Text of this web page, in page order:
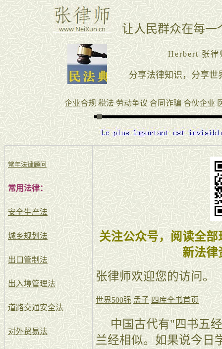
常年法律顾问
常用法律：
安全生产法
城乡规划法
出口管制法
出入境管理法
道路交通安全法
对外贸易法
关注公众号，阅读全
新法律
张律师欢迎您的访问。
世界500强 孟子 四库全书首页
中国古代有"四书五经
兰经相似。如果说今日